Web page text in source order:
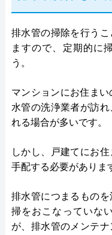
排水管の掃除を行う
ますので、定期的に
う。
マンションにお住ま
水管の洗浄業者が訪
れる場合が多いです。
しかし、戸建てにお
手配する必要がありま
排水管につまるもの
掃をおこなっていな
が、排水管のメンテ